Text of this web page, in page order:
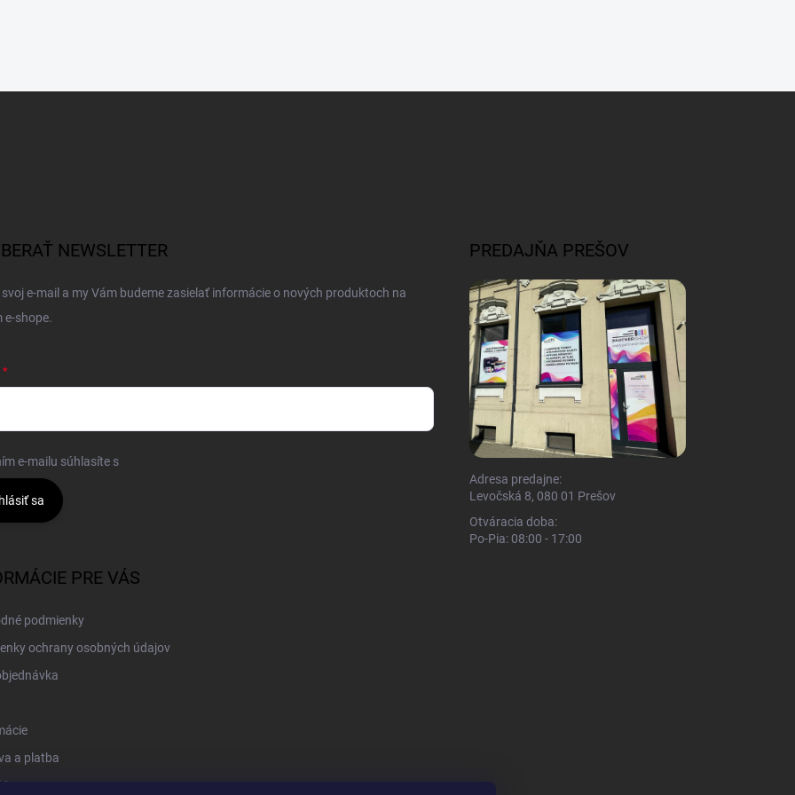
NEWSLETTER
e-mail a my Vám budeme zasielať informácie o nových produktoch na
e-shope.
e-mailu súhlasíte s
sa
PREDAJŇA PREŠOV
Adresa predajne:
Levočská 8, 080 01 Prešov
Otváracia doba:
Po-Pia: 08:00 - 17:00
PRE VÁS
podmienky
ochrany osobných údajov
a platba